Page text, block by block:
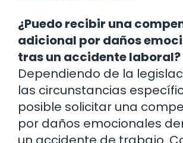
¿Puedo recibir una
adicional por daños
tras un accidente laboral?
Dependiendo de la
las circunstancias
posible solicitar una
por daños emocionales